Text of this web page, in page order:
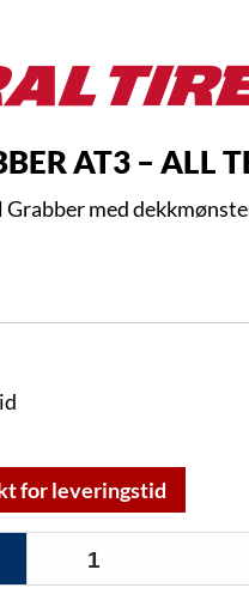
AT3 – ALL
med
for leveringstid